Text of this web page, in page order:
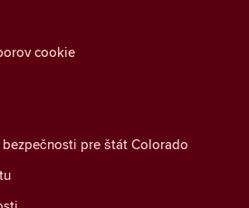
cookie
bezpečnosti pre štát Colorado